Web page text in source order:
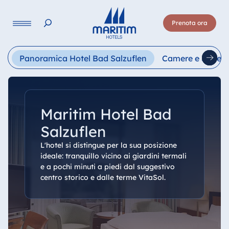
Prenota ora
Deutsch English Français
Panoramica Hotel Bad Salzuflen Camere e Suite
Maritim Hotel Bad
Salzuflen
L'hotel si distingue per la sua posizione
ideale: tranquillo vicino ai giardini termali
e a pochi minuti a piedi dal suggestivo
centro storico e dalle terme VitaSol.